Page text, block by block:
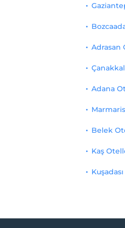
Adrasan
Adana
Belek
Kaş